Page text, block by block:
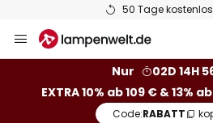
50 Tage
Inhalt
Nur
02D 14H
EXTRA 10% ab 109 € & 13%
Code:RABATT